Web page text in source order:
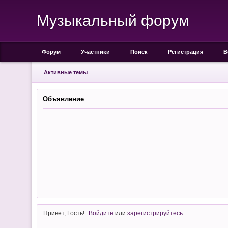
Музыкальный форум
Форум Участники Поиск Регистрация
Активные темы
Объявление
Привет, Гость! Войдите илизарегистрируйтесь